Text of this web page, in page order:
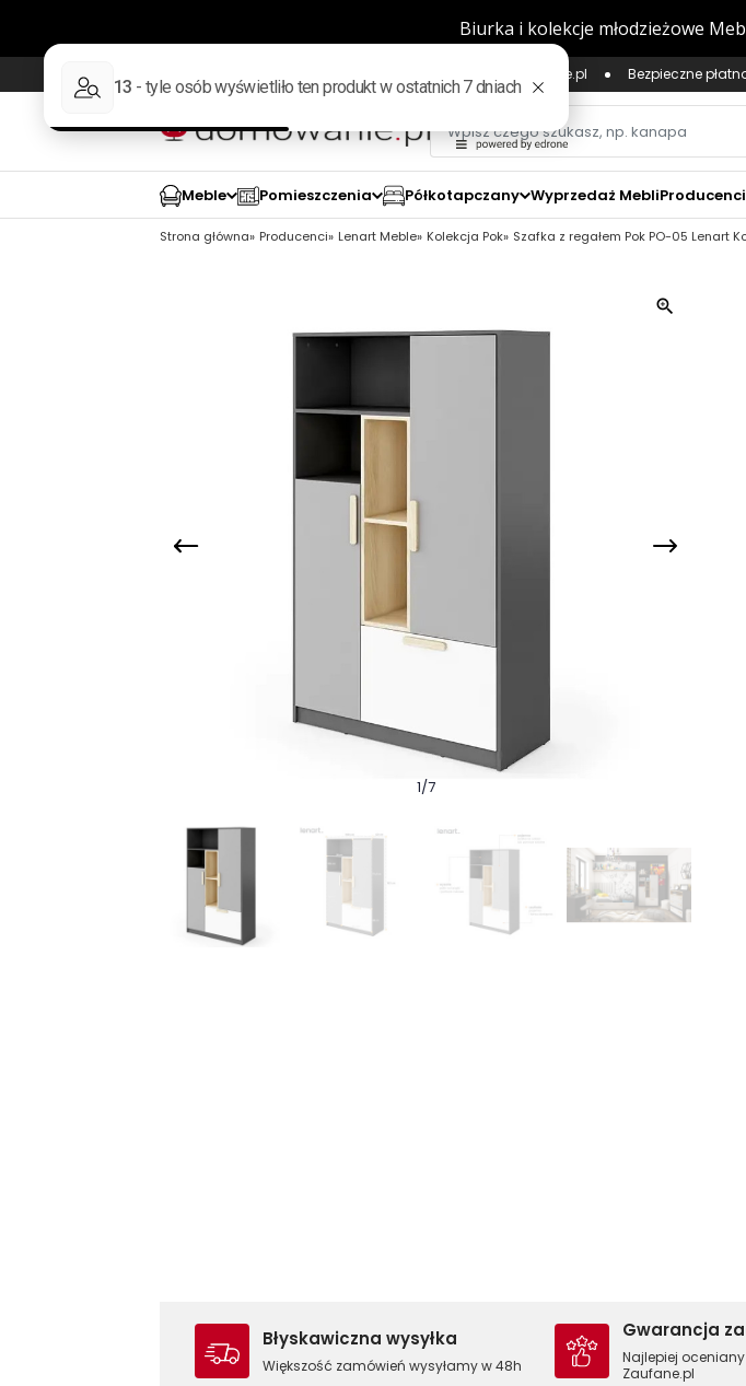
98% pozytywnych opinii według Zaufane.pl Bezpieczne
Meble Pomieszczenia Półkotapczany Wyprzedaż MebliProducenci
Strona główna Producenci Lenart Meble Kolekcja Pok Szafka z regałem Pok PO-05 Lenart
1/7
zoom_in
Błyskawiczna wysyłka
Większość zamówień wysyłamy w 48h
Gwarancja
Najlepiej
Zaufane.pl